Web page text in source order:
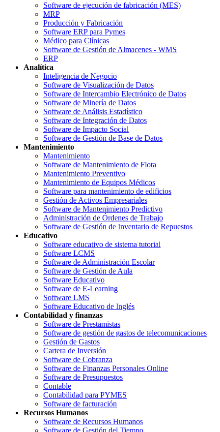
Software de ejecución de fabricación (MES)
MRP
Producción y Fabricación
Software ERP para Pymes
Médico para Clínicas
Software de Gestión de Almacenes - WMS
ERP
Analítica
Inteligencia de Negocio
Software de Visualización de Datos
Software de Intercambio Electrónico de Datos
Software de Minería de Datos
Software de Análisis Estadístico
Software de Integración de Datos
Software de Impacto Social
Software de Gestión de Base de Datos
Mantenimiento
Mantenimiento
Software de Mantenimiento de Flota
Mantenimiento Preventivo
Mantenimiento de Equipos Médicos
Software para mantenimiento de edificios
Gestión de Activos Empresariales
Software de Mantenimiento Predictivo
Administración de Órdenes de Trabajo
Software de Gestión de Inventario de Repuestos
Educativo
Software educativo de sistema tutorial
Software LCMS
Software de Administración Escolar
Software de Gestión de Aula
Software Educativo
Software de E-Learning
Software LMS
Software Educativo de Inglés
Contabilidad y finanzas
Software de Prestamistas
Software de gestión de gastos de telecomunicaciones
Gestión de Gastos
Cartera de Inversión
Software de Cobranza
Software de Finanzas Personales Online
Software de Presupuestos
Contable
Contabilidad para PYMES
Software de facturación
Recursos Humanos
Software de Recursos Humanos